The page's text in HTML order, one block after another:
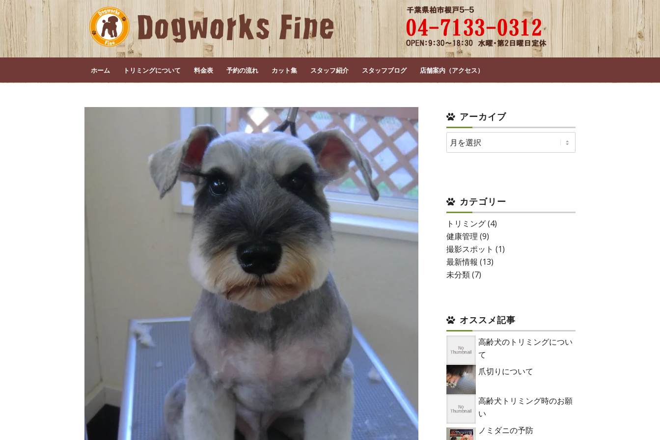
ホーム トリミングについて 料金表 予約の流れ カット集 スタッフ紹介 スタッフブログ 店舗案内（アクセス）
アーカイブ
カテゴリー
トリミング(4)
健康管理 (9)
撮影スポット (1)
最新情報 (13)
未分類(7)
オススメ記事
高齢犬のトリミングについ
て
爪切りについて
高齢犬トリミング時のお願
い
ノミダニの予防